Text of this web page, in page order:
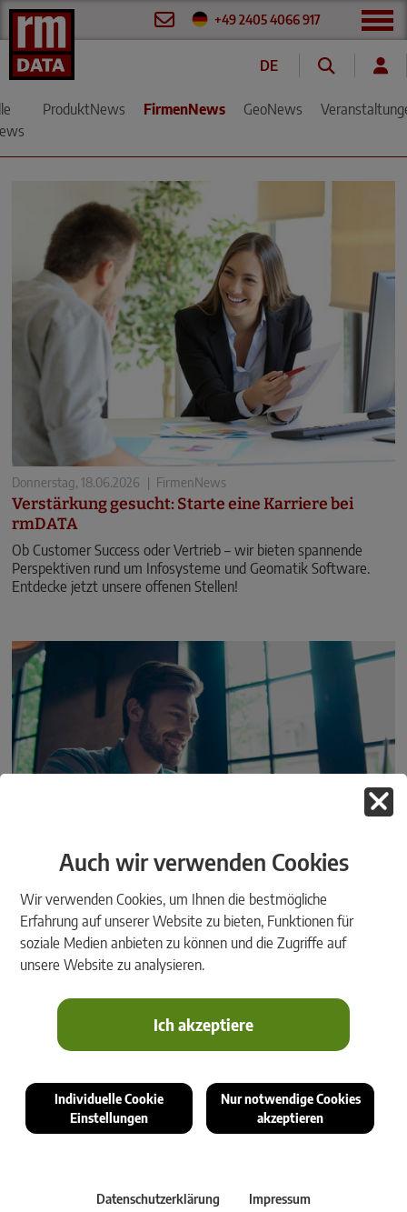
Auch wir verwenden Cookies
Wir verwenden Cookies, um Ihnen die bestmögliche
Erfahrung auf unserer Website zu bieten, Funktionen für
soziale Medien anbieten zu können und die Zugriffe auf
unsere Website zu analysieren.
Ich akzeptiere
Individuelle Cookie
Einstellungen
Nur notwendige Cookies
akzeptieren
Datenschutzerklärung Impressum
+49 2405 4066 917
DE
ProduktNews FirmenNews GeoNews
Donnerstag, 18.06.2026 | FirmenNews
Verstärkung gesucht: Starte eine Karriere bei
rmDATA
Ob Customer Success oder Vertrieb – wir bieten spannende
Perspektiven rund um Infosysteme und Geomatik Software.
Entdecke jetzt unsere offenen Stellen!
Montag, 08.06.2026 | FirmenNews
Customer Success Mitarbeiter:in (AT & DE) gesucht
sorgen Sie für zufriedene rmDATA-Anwender.